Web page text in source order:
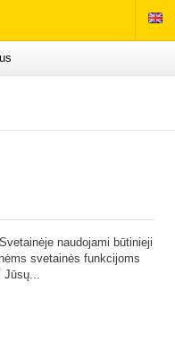
naudojami būtinieji
svetainės funkcijoms
Jūsų...